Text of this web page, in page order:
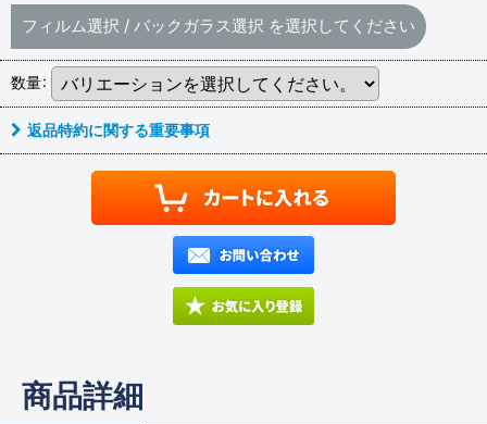
フィルム選択 / バックガラス選択 を選択してください
数量:
返品特約に関する重要事項
商品詳細